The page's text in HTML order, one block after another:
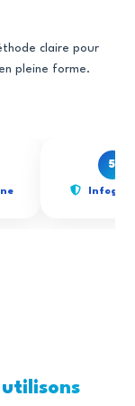
claire pour
pleine forme.
5
utilisons